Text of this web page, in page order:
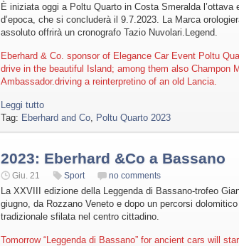
È iniziata oggi a Poltu Quarto in Costa Smeralda
d’epoca, che si concluderà il 9.7.2023. La Marca
assoluto offrirà un cronografo Tazio Nuvolari.Legend.
Eberhard & Co. sponsor of Elegance Car Event Poltu
drive in the beautiful Island; among them also Champon
Ambassador.driving a reinterpretino of an old Lancia.
Leggi tutto
Tag: Eberhard and Co Poltu Quarto 2023
2023: Eberhard &Co a Bassano
Giu. 21 Sport no comments
La XXVIII edizione della Leggenda di Bassano-trofeo
giugno, da Rozzano Veneto e dopo un percorsi
tradizionale sfilata nel centro cittadino.
Tomorrow “Leggenda di Bassano” for ancient cars will